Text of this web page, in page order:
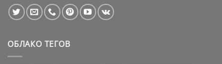
ОБЛАКО ТЕГОВ